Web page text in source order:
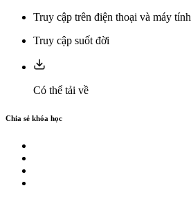
Truy cập trên điện thoại và máy tính
Truy cập suốt đời
Có thể tải về
Chia sẻ khóa học